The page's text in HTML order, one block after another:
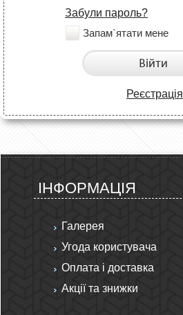
Забули пароль?
Запам`ятати мене
Війти
Реєстрація
ІНФОРМАЦІЯ
Галерея
Угода користувача
Оплата і доставка
Акції та знижки